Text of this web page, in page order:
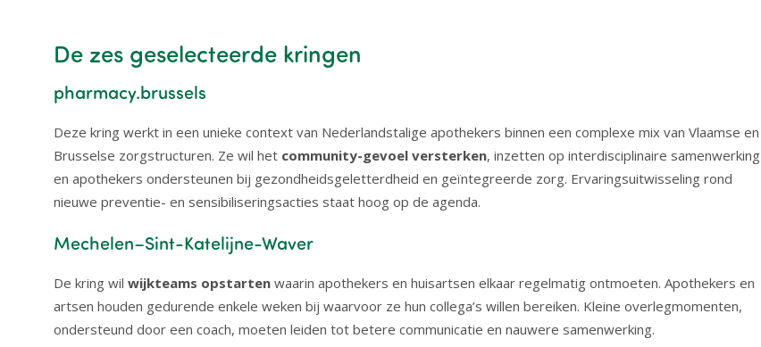
De zes geselecteerde kringen
pharmacy.brussels
Deze kring werkt in een unieke context van Nederlandstalige apothekers binnen een complexe mix van Vlaamse en
Brusselse zorgstructuren. Ze wil het community-gevoel versterken, inzetten op interdisciplinaire samenwerking
en apothekers ondersteunen bij gezondheidsgeletterdheid en geïntegreerde zorg. Ervaringsuitwisseling rond
nieuwe preventie- en sensibiliseringsacties staat hoog op de agenda.
Mechelen–Sint-Katelijne-Waver
De kring wil wijkteams opstarten waarin apothekers en huisartsen elkaar regelmatig ontmoeten. Apothekers en
artsen houden gedurende enkele weken bij waarvoor ze hun collega’s willen bereiken. Kleine overlegmomenten,
ondersteund door een coach, moeten leiden tot betere communicatie en nauwere samenwerking.